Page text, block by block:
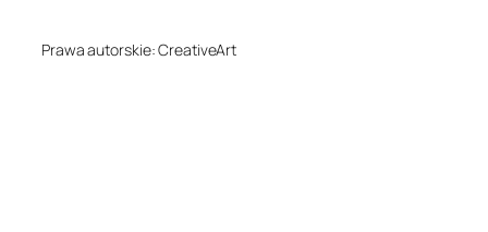
Prawa autorskie: CreativeArt